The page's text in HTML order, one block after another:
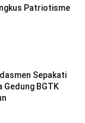
Patriotisme
Sepakati
Gedung BGTK